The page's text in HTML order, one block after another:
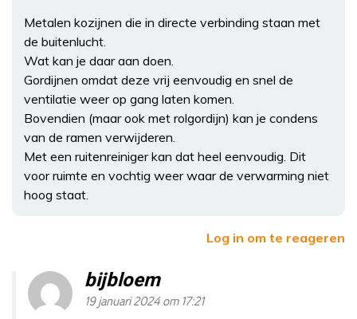
Metalen kozijnen die in directe verbinding staan met
de buitenlucht.
Wat kan je daar aan doen.
Gordijnen omdat deze vrij eenvoudig en snel de
ventilatie weer op gang laten komen.
Bovendien (maar ook met rolgordijn) kan je condens
van de ramen verwijderen.
Met een ruitenreiniger kan dat heel eenvoudig. Dit
voor ruimte en vochtig weer waar de verwarming niet
hoog staat.
Log in om te reageren
bijbloem
19 januari 2024 om 17:21